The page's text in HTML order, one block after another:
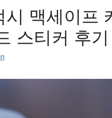
시 맥세이프
스티커 후기